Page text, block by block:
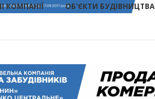
КОМПАНІЇ ОБ'ЄКТИ БУДІВНИЦТВА